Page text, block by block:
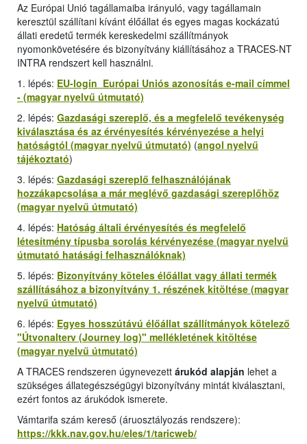
Az Európai Unió tagállamaiba irányuló, vagy tagállamain
keresztül szállítani kívánt élőállat és egyes magas kockázatú
állati eredetű termék kereskedelmi szállítmányok
nyomonkövetésére és bizonyítvány kiállításához a TRACES-NT
INTRA rendszert kell használni.
1. lépés: EU-login Európai Uniós azonosítás e-mail címmel
- (magyar nyelvű útmutató)
2. lépés: Gazdasági szereplő, és a megfelelő tevékenység
kiválasztása és az érvényesítés kérvényezése a helyi
hatóságtól (magyar nyelvű útmutató) (angol nyelvű
tájékoztató)
3. lépés: Gazdasági szereplő felhasználójának
hozzákapcsolása a már meglévő gazdasági szereplőhöz
(magyar nyelvű útmutató)
4. lépés: Hatóság általi érvényesítés és megfelelő
létesítmény típusba sorolás kérvényezése (magyar nyelvű
útmutató hatásági felhasználóknak)
5. lépés: Bizonyítvány köteles élőállat vagy állati termék
szállításához a bizonyítvány 1. részének kitöltése (magyar
nyelvű útmutató)
6. lépés: Egyes hosszútávú élőállat szállítmányok kötelező
"Útvonalterv (Journey log)" mellékletének kitöltése
(magyar nyelvű útmutató)
A TRACES rendszeren úgynevezett árukód alapján lehet a
szükséges állategészségügyi bizonyítvány mintát kiválasztani,
ezért fontos az árukódok ismerete.
Vámtarifa szám kereső (áruosztályozás rendszere):
https://kkk.nav.gov.hu/eles/1/taricweb/